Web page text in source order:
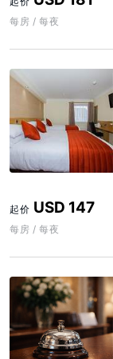
每房 / 每夜
起价 USD 147
每房 / 每夜